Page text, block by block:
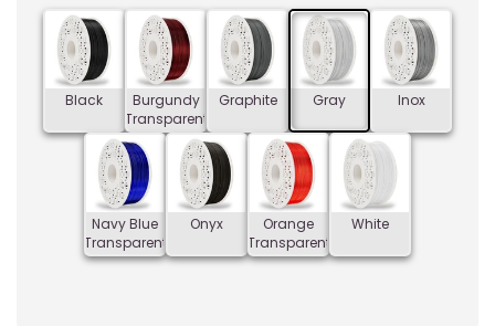
Black
Burgundy
Transparent
Graphite Gray Inox
Navy Blue
Transparent
Onyx
Orange
Transparent
White